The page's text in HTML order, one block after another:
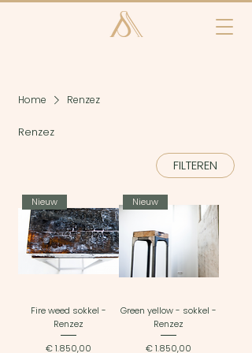
Home Renzez
Renzez
FILTEREN
Nieuw
Fire weed sokkel -
Renzez
Prijs
€ 1.850,00
Nieuw
Green yellow - sokkel -
Renzez
Prijs
€ 1.850,00